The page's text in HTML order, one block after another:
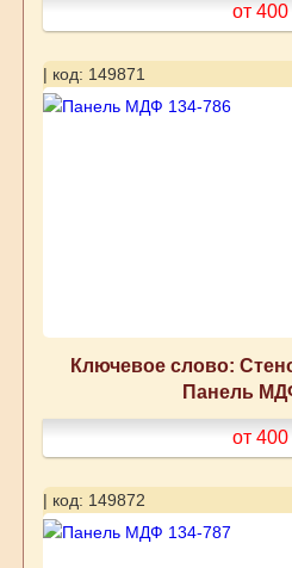
от 400
| код: 149871
Ключевое слово:
Панель
от 400
| код: 149872